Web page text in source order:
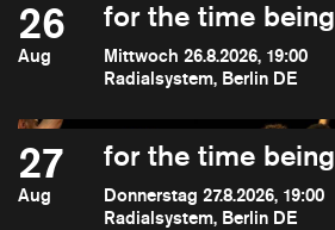
26
Aug
for the time being
Mittwoch 26.8.2026, 19:00
Radialsystem, Berlin DE
27
Aug
for the time being
Donnerstag 27.8.2026, 19:00
Radialsystem, Berlin DE